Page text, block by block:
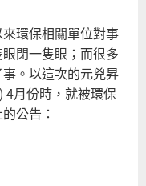
環保相關單位對事
閉一隻眼；而很多
。以這次的元兇昇
4月份時，就被環保
公告：